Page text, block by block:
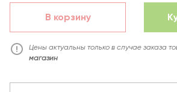
В корзину
Цены актуальны только в случае заказа
магазин